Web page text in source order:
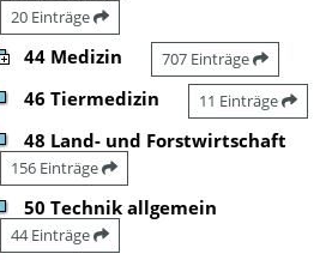
20 Einträge
44 Medizin 707 Einträge
46 Tiermedizin 11 Einträge
48 Land- und Forstwirtschaft
156 Einträge
50 Technik allgemein
44 Einträge